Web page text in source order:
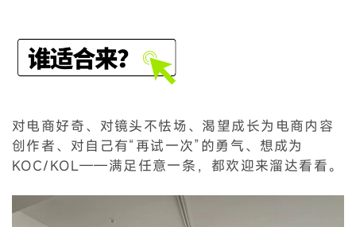
对电商好奇、对镜头不怯场、渴望成长为电商内容
创作者、对自己有“再试一次”的勇气、想成为
KOC/KOL——满足任意一条，都欢迎来溜达看看。